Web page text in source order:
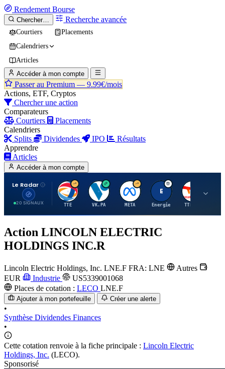
Rendement Bourse
Chercher… Recherche avancée
Courtiers
Placements
Calendriers
Articles
Accéder à mon compte
Passer au Premium — 9.99€/mois
Actions, ETF, Cryptos
Chercher une action
Comparateurs
Courtiers
Placements
Calendriers
Splits
Dividendes IPO
Résultats
Apprendre
Articles
Accéder à mon compte
Le Radar
20 SIGNAUX
T
TTE
V
VK.PA
M
META
E
Energie
T
TTE.PA
Action LINCOLN ELECTRIC
HOLDINGS INC.R
Lincoln Electric Holdings, Inc. LNE.F FRA: LNE
Autres
EUR
Industrie
US5339001068
Places de cotation : LECO LNE.F
Ajouter à mon portefeuille Créer une alerte
•
Synthèse Dividendes Finances
•
Cette cotation renvoie à la fiche principale : Lincoln Electric
Holdings, Inc. (LECO).
Sponsorisé